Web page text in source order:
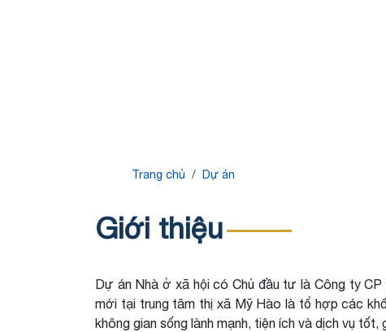
BreadcrumbTrang chủ Dự án
Giới thiệu
Dự án Nhà ở xã hội có Chủ đầu tư là Công ty
mới tại trung tâm thị xã Mỹ Hào là tổ hợp các
không gian sống lành mạnh, tiện ích và dịch vụ